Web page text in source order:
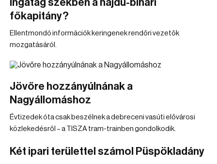
Ingatag székben a hajdú-bihari
főkapitány?
Ellentmondó információk keringenek rendőri vezetők
mozgatásáról.
Jövőre hozzányúlnának a
Nagyállomáshoz
Évtizedek óta csak beszélnek a debreceni vasúti elővárosi
közlekedésről – a TISZA tram-trainben gondolkodik.
Két ipari területtel számol Püspökladány